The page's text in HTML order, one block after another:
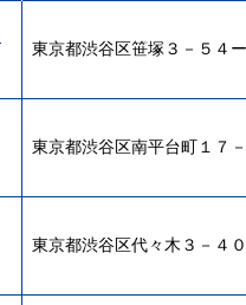
東京都渋谷区笹塚３－５４
東京都渋谷区南平台町１７
東京都渋谷区代々木３－４